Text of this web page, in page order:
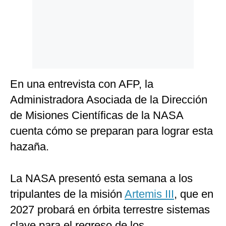
En una entrevista con AFP, la
Administradora Asociada de la Dirección
de Misiones Científicas de la NASA
cuenta cómo se preparan para lograr esta
hazaña.
La NASA presentó esta semana a los
tripulantes de la misión Artemis III, que en
2027 probará en órbita terrestre sistemas